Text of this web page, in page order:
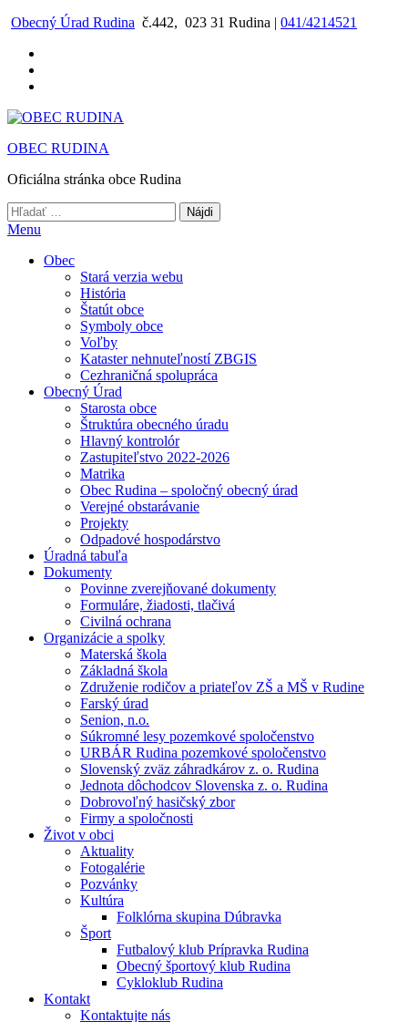
Preskočiť
obsah
Obecný Úrad Rudina č.442, 023 31 Rudina | 041/4214521
OBEC RUDINA
Oficiálna stránka obce Rudina
Hľadať:
Menu
Obec
Stará verzia webu
História
Štatút obce
Symboly obce
Voľby
Kataster nehnuteľností ZBGIS
Cezhraničná spolupráca
Obecný Úrad
Starosta obce
Štruktúra obecného úradu
Hlavný kontrolór
Zastupiteľstvo 2022-2026
Matrika
Obec Rudina – spoločný obecný úrad
Verejné obstarávanie
Projekty
Odpadové hospodárstvo
Úradná tabuľa
Dokumenty
Povinne zverejňované dokumenty
Formuláre, žiadosti, tlačivá
Civilná ochrana
Organizácie a spolky
Materská škola
Základná škola
Združenie rodičov a priateľov ZŠ a MŠ v Rudine
Farský úrad
Senion, n.o.
Súkromné lesy pozemkové spoločenstvo
URBÁR Rudina pozemkové spoločenstvo
Slovenský zväz záhradkárov z. o. Rudina
Jednota dôchodcov Slovenska z. o. Rudina
Dobrovoľný hasičský zbor
Firmy a spoločnosti
Život v obci
Aktuality
Fotogalérie
Pozvánky
Kultúra
Folklórna skupina Dúbravka
Šport
Futbalový klub Prípravka Rudina
Obecný športový klub Rudina
Cykloklub Rudina
Kontakt
Kontaktujte nás